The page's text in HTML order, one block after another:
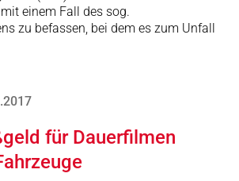
einem Fall des sog.
zu befassen, bei dem es zum Unfall
für Dauerfilmen